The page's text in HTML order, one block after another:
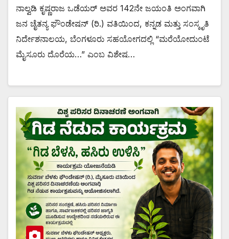
ನಾಲ್ವಡಿ ಕೃಷ್ಣರಾಜ ಒಡೆಯರ್ ಅವರ 142ನೇ ಜಯಂತಿ ಅಂಗವಾಗಿ
ಜನ ಚೈತನ್ಯ ಫೌಂಡೇಷನ್ (ರಿ.) ವತಿಯಿಂದ, ಕನ್ನಡ ಮತ್ತು ಸಂಸ್ಕೃತಿ
ನಿರ್ದೇಶನಾಲಯ, ಬೆಂಗಳೂರು ಸಹಯೋಗದಲ್ಲಿ “ಮರೆಯೋದುಂಟೆ
ಮೈಸೂರು ದೊರೆಯ…” ಎಂಬ ವಿಶೇಷ…